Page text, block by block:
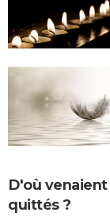
D'où
quittés ?